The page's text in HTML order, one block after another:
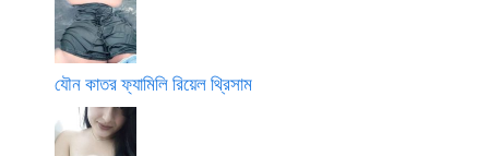
যৌন কাতর ফ্যামিলি রিয়েল থ্রিসাম